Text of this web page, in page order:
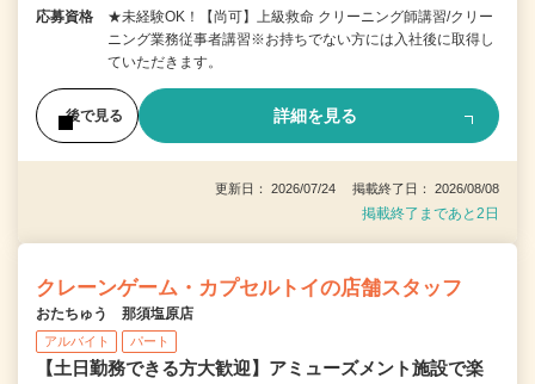
応募資格
★未経験OK！【尚可】上級救命 クリーニング師講習/クリー
ニング業務従事者講習※お持ちでない方には入社後に取得し
ていただきます。
後で見る 詳細を見る
更新日： 2026/07/24 掲載終了日： 2026/08/08
掲載終了まであと2日
クレーンゲーム・カプセルトイの店舗スタッフ
おたちゅう 那須塩原店
アルバイト パート
【土日勤務できる方大歓迎】アミューズメント施設で楽